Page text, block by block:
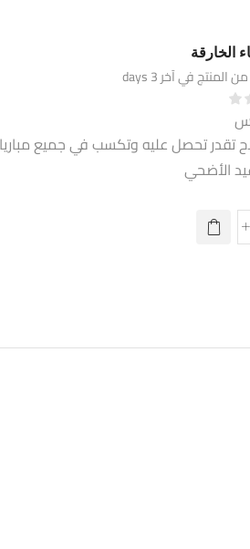
الخارقة
تقدر تحصل عليه وتكسب في جميع
الأضحي